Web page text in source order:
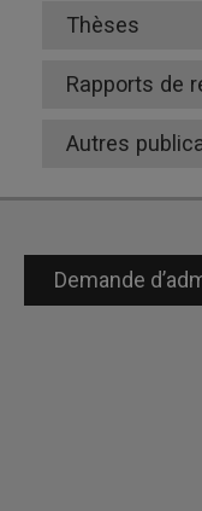
Thèses
Rapports de
Autres
Demande